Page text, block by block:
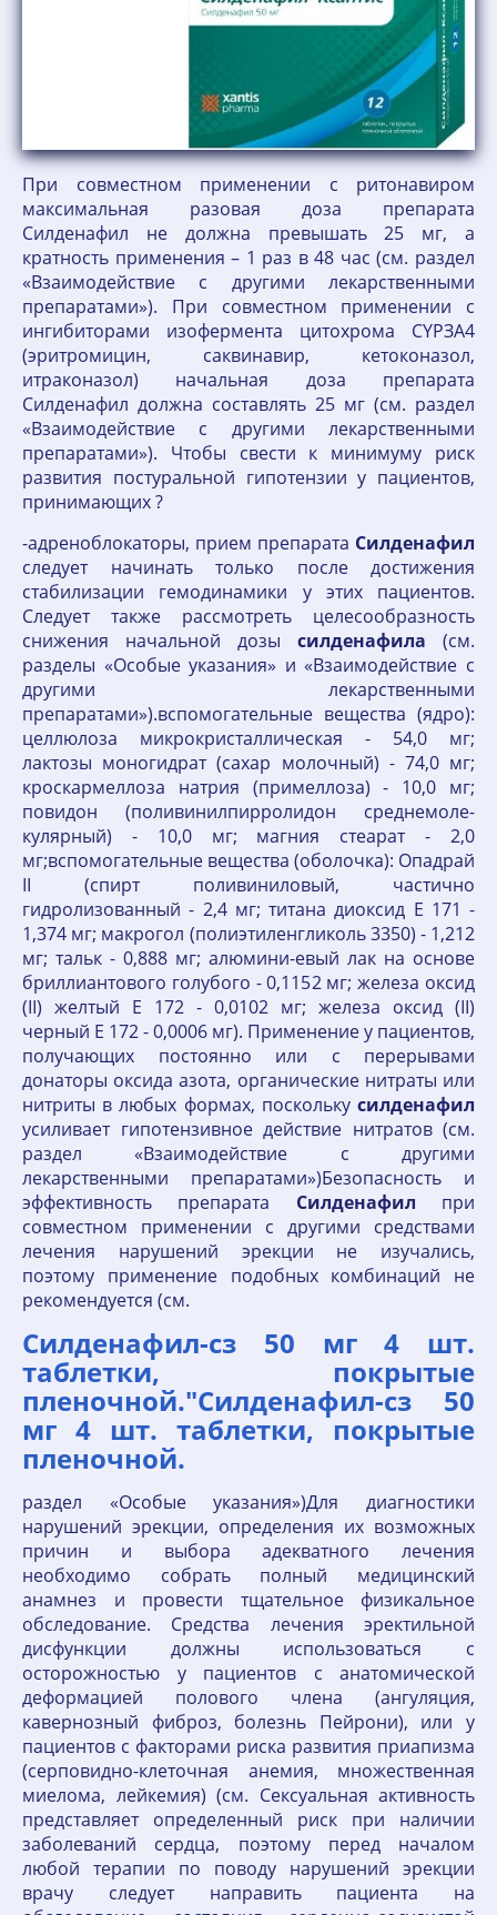
При совместном применении с ритонавиром
максимальная разовая доза препарата
Силденафил не должна превышать 25 мг, а
кратность применения – 1 раз в 48 час (см. раздел
«Взаимодействие с другими лекарственными
препаратами»). При совместном применении с
ингибиторами изофермента цитохрома СYРЗА4
(эритромицин, саквинавир, кетоконазол,
итраконазол) начальная доза препарата
Силденафил должна составлять 25 мг (см. раздел
«Взаимодействие с другими лекарственными
препаратами»). Чтобы свести к минимуму риск
развития постуральной гипотензии у пациентов,
принимающих ?
-адреноблокаторы, прием препарата Силденафил
следует начинать только после достижения
стабилизации гемодинамики у этих пациентов.
Следует также рассмотреть целесообразность
снижения начальной дозы силденафила (см.
разделы «Особые указания» и «Взаимодействие с
другими лекарственными
препаратами»).вспомогательные вещества (ядро):
целлюлоза микрокристаллическая - 54,0 мг;
лактозы моногидрат (сахар молочный) - 74,0 мг;
кроскармеллоза натрия (примеллоза) - 10,0 мг;
повидон (поливинилпирролидон среднемоле-
кулярный) - 10,0 мг; магния стеарат - 2,0
мг;вспомогательные вещества (оболочка): Опадрай
II (спирт поливиниловый, частично
гидролизованный - 2,4 мг; титана диоксид Е 171 -
1,374 мг; макрогол (полиэтиленгликоль 3350) - 1,212
мг; тальк - 0,888 мг; алюмини-евый лак на основе
бриллиантового голубого - 0,1152 мг; железа оксид
(II) желтый Е 172 - 0,0102 мг; железа оксид (II)
черный Е 172 - 0,0006 мг). Применение у пациентов,
получающих постоянно или с перерывами
донаторы оксида азота, органические нитраты или
нитриты в любых формах, поскольку силденафил
усиливает гипотензивное действие нитратов (см.
раздел «Взаимодействие с другими
лекарственными препаратами»)Безопасность и
эффективность препарата Силденафил при
совместном применении с другими средствами
лечения нарушений эрекции не изучались,
поэтому применение подобных комбинаций не
рекомендуется (см.
Силденафил-сз 50 мг 4 шт.
таблетки, покрытые
пленочной."Силденафил-сз 50
мг 4 шт. таблетки, покрытые
пленочной.
раздел «Особые указания»)Для диагностики
нарушений эрекции, определения их возможных
причин и выбора адекватного лечения
необходимо собрать полный медицинский
анамнез и провести тщательное физикальное
обследование. Средства лечения эректильной
дисфункции должны использоваться с
осторожностью у пациентов с анатомической
деформацией полового члена (ангуляция,
кавернозный фиброз, болезнь Пейрони), или у
пациентов с факторами риска развития приапизма
(серповидно-клеточная анемия, множественная
миелома, лейкемия) (см. Сексуальная активность
представляет определенный риск при наличии
заболеваний сердца, поэтому перед началом
любой терапии по поводу нарушений эрекции
врачу следует направить пациента на